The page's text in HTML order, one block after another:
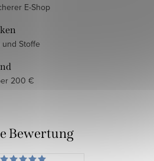
E-Shop
Stoffe
200 €
Bewertung